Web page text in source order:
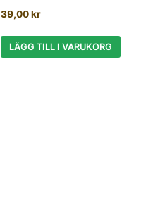
39,00kr
LÄGG TILL I VARUKORG